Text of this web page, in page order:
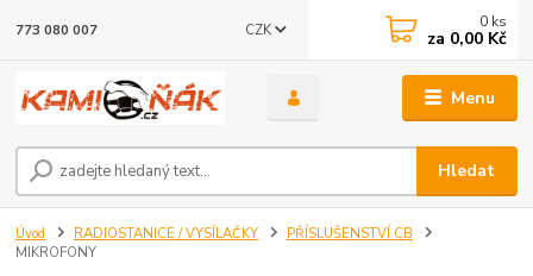
Menu
CZK
Hledat
773 080 007 0 ks
za 0,00 Kč
Úvod RADIOSTANICE / VYSÍLAČKY
PŘÍSLUŠENSTVÍ CB
MIKROFONY